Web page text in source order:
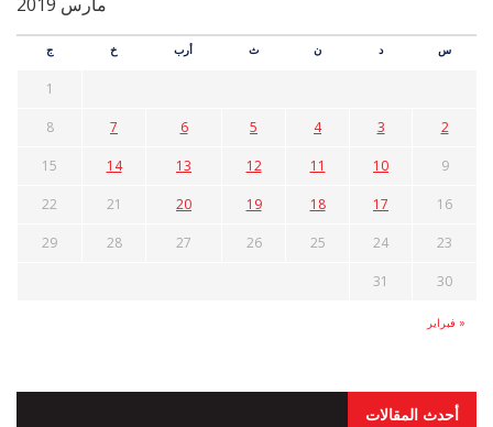
مارس 2019
س د ن ث أرب خ ج
« فبراير
1
2
3
4
5
6
7
8
9
10
11
12
13
14
15
16
17
18
19
20
21
22
23
24
25
26
27
28
29
30
31
أحدث المقالات